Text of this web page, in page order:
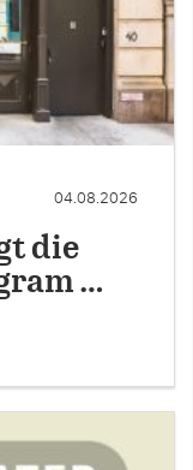
04.08.2026
die
…